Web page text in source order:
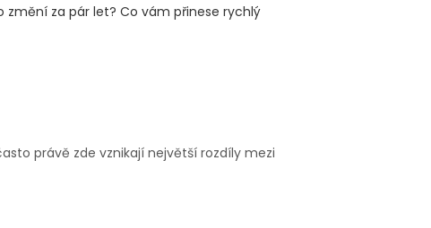
změní za pár let? Co vám přinese rychlý
právě zde vznikají největší rozdíly mezi